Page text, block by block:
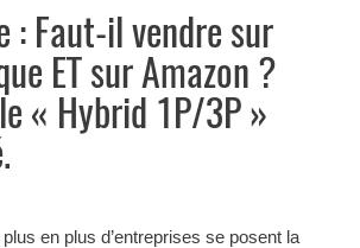
: Faut-il vendre sur
ET sur Amazon ?
« Hybrid 1P/3P »
plus en plus d’entreprises se posent la